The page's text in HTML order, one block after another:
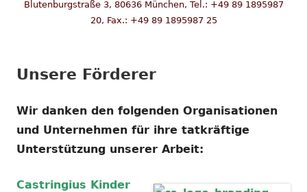
Blutenburgstraße 3, 80636 München, Tel.: +49 89 1895987
20, Fax.: +49 89 1895987 25
Unsere Förderer
Wir danken den folgenden Organisationen
und Unternehmen für ihre tatkräftige
Unterstützung unserer Arbeit:
Castringius Kinder